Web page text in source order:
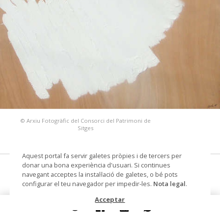
© Arxiu Fotogràfic del Consorci del Patrimoni de
Sitges
Du dégoût ressenti
pintura
Aquest portal fa servir galetes pròpies i de tercers per
donar una bona experiència d'usuari. Si continues
navegant acceptes la instal·lació de galetes, o bé pots
configurar el teu navegador per impedir-les. Nota legal.
Acceptar